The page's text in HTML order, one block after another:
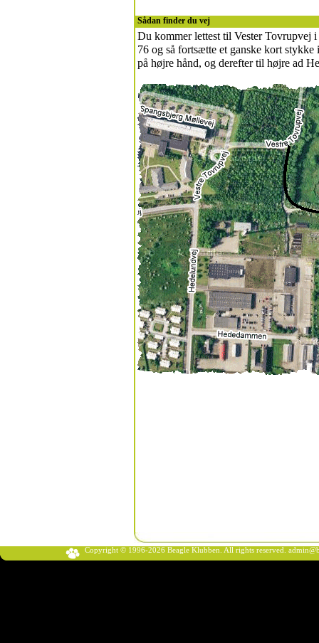
Sådan finder du vej
Du kommer lettest til Vester Tovrupvej
76 og så fortsætte et ganske kort
på højre hånd, og derefter til højre ad
Copyright © 1996-2026 Beagle Klubben. All rights reserved.